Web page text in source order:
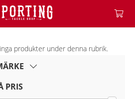
PRIS
produkter under denna rubrik.